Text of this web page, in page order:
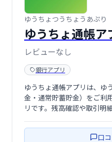
ゆうちょつうちょうあぷり
ゆうちょ通帳ア
レビューなし
銀行アプリ
ゆうちょ通帳アプリは、ゆ
金・通常貯蓄貯金）をご利
リです。残高確認や取引明
を確認できるので、忙しい
口